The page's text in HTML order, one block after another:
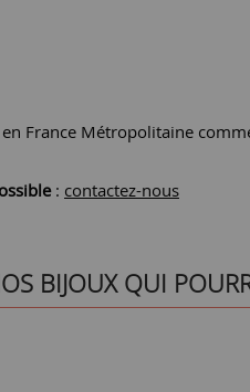
France Métropolitaine
: contactez-nous
BIJOUX QUI